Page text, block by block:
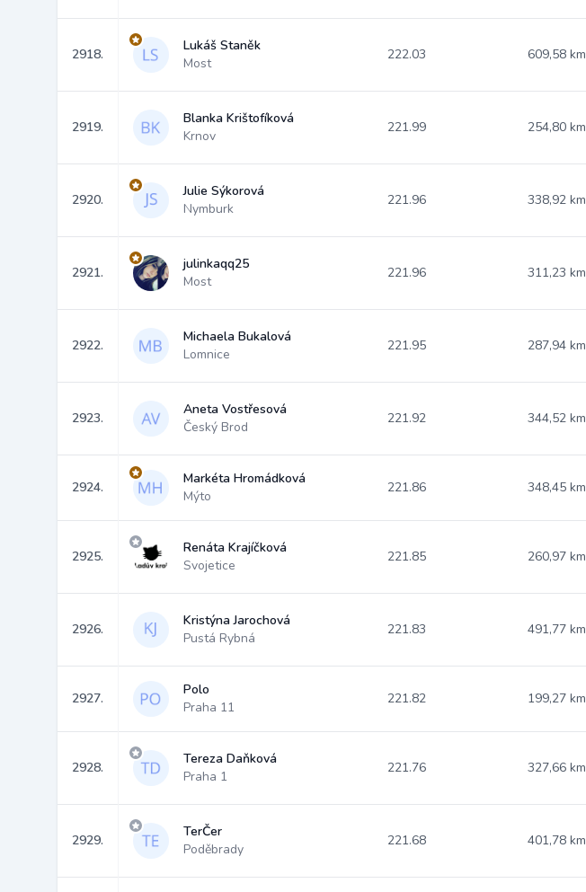
2918.
Lukáš Staněk
Most
222.03 609,58 km
2919.
Blanka Krištofíková
Krnov
221.99 254,80 km
2920.
Julie Sýkorová
Nymburk
221.96 338,92 km
2921.
julinkaqq25
Most
221.96 311,23 km
2922.
Michaela Bukalová
Lomnice
221.95 287,94 km
2923.
Aneta Vostřesová
Český Brod
221.92 344,52 km
2924.
Markéta Hromádková
Mýto
221.86 348,45 km
2925.
Renáta Krajíčková
Svojetice
221.85 260,97 km
2926.
Kristýna Jarochová
Pustá Rybná
221.83 491,77 km
2927.
Polo
Praha 11
221.82 199,27 km
2928.
Tereza Daňková
Praha 1
221.76 327,66 km
2929.
TerČer
Poděbrady
221.68 401,78 km